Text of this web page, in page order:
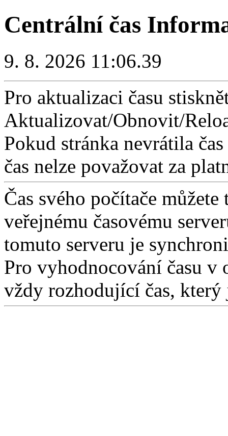
Centrální čas
9. 8. 2026 11:06.39
Pro aktualizaci času
Aktualizovat/Obnovit/
Pokud stránka nevrátila
čas nelze považovat za
Čas svého počítače
veřejnému časovému
tomuto serveru je
Pro vyhodnocování času v
vždy rozhodující čas, který